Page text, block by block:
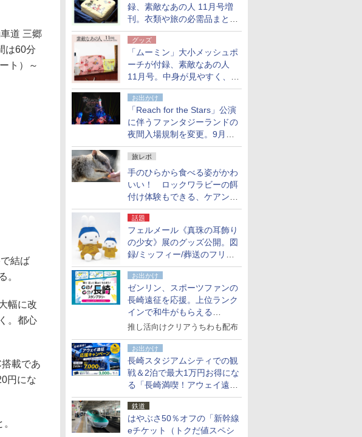
録、素敵なあの人 11月号増
刊。衣類や旅の必需品まとま
る大小2個セット
グッズ
「ムーミン」大小メッシュポ
ーチが付録、素敵なあの人
11月号。中身が見やすく、温
泉スパにも使える
お出かけ
「Reach for the Stars」公演
に伴うファンタジーランドの
夜間入場規制を変更。9月か
ら18時50分～20時ごろに
旅レポ
手のひらから食べる姿がかわ
いい！ ロックワラビーの餌
付け体験もできる、ケアンズ
でアサートン高原の日本語ガ
イド付きツアーに参加してみ
た
話題
フェルメール《真珠の耳飾り
の少女》展のグッズ公開。図
録/ミッフィー/葬送のフリー
レンほか、注目ブランドコラ
ボが実現
お出かけ
ゼンリン、スポーツファンの
長崎遠征を応援。上位ランク
インで和牛がもらえる
「GO！GO！長崎スタンプラ
推し活向けクリアうちわも配布
お出かけ
長崎スタジアムシティでの観
戦＆2泊で最大1万円お得にな
る「長崎満喫！アウェイ遠征
応援キャンペーン」
鉄道
はやぶさ50％オフの「新幹線
eチケット（トクだ値スペシ
道 三郷
は60分
ト）～
結ば
。
幅に改
。都心
載であ
円にな